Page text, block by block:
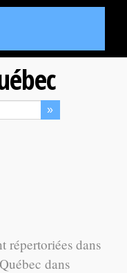
répertoriées dans
dans